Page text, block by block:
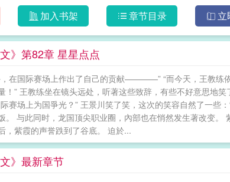
加入书架 章节目录 立
》第82章 星星点点
在国际赛场上作出了自己的贡献————” “而今天，王教练
” 王教练坐在镜头远处，听著这些致辞，有些不好意思地
赛场上为国爭光？” 王景川笑了笑，这次的笑容自然了一些
。 与此同时，龙国顶尖职业圈，內部也在悄然发生著改变。
，紫霞的声誉跌到了谷底。 迫於...
》最新章节